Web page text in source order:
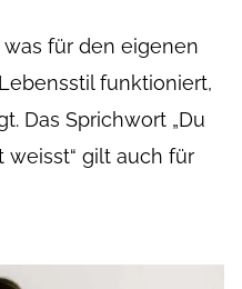
für den eigenen
funktioniert,
Das Sprichwort „Du
gilt auch für